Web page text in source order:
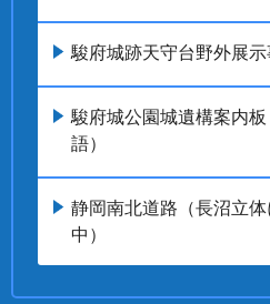
駿府城跡天守台野外展示
駿府城公園城遺構案内
語）
静岡南北道路（長沼立
中）